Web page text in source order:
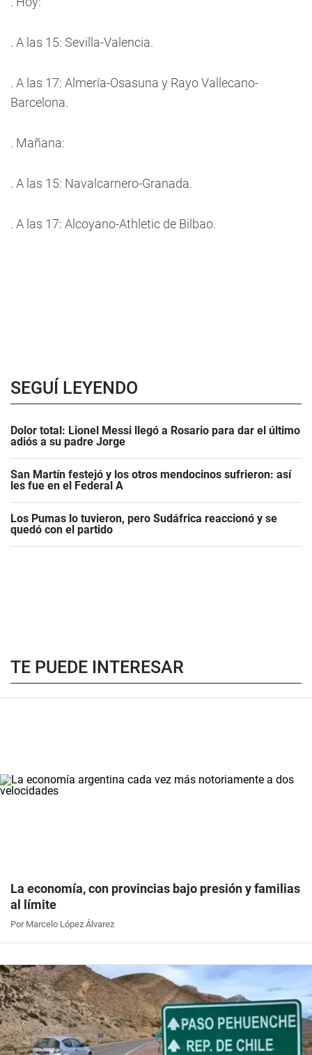
. A las 15: Sevilla-Valencia.
. A las 17: Almería-Osasuna y Rayo Vallecano-
Barcelona.
. Mañana:
. A las 15: Navalcarnero-Granada.
. A las 17: Alcoyano-Athletic de Bilbao.
SEGUÍ LEYENDO
Dolor total: Lionel Messi llegó a Rosario para dar el último
adiós a su padre Jorge
San Martín festejó y los otros mendocinos sufrieron: así
les fue en el Federal A
Los Pumas lo tuvieron, pero Sudáfrica reaccionó y se
quedó con el partido
TE PUEDE INTERESAR
La economía, con provincias bajo presión y familias
al límite
Por Marcelo López Álvarez